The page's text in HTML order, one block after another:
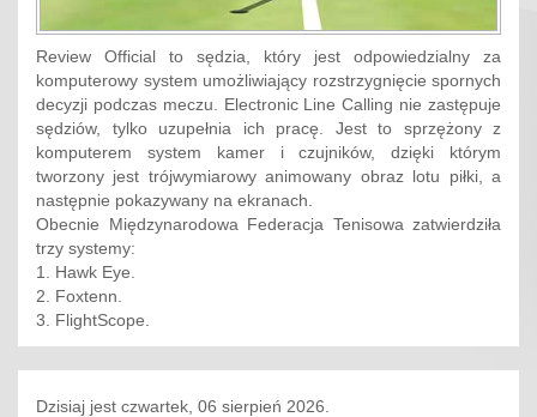
Review Official to sędzia, który jest odpowiedzialny za
komputerowy system umożliwiający rozstrzygnięcie spornych
decyzji podczas meczu. Electronic Line Calling nie zastępuje
sędziów, tylko uzupełnia ich pracę. Jest to sprzężony z
komputerem system kamer i czujników, dzięki którym
tworzony jest trójwymiarowy animowany obraz lotu piłki, a
następnie pokazywany na ekranach.
Obecnie Międzynarodowa Federacja Tenisowa zatwierdziła
trzy systemy:
1. Hawk Eye.
2. Foxtenn.
3. FlightScope.
Dzisiaj jest czwartek, 06 sierpień 2026.